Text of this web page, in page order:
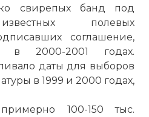
свирепых банд под
полевых
соглашение,
в 2000-2001 годах.
даты для выборов
в 1999 и 2000 годах,
100-150 тыс.